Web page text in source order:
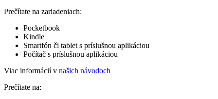
Prečítate na zariadeniach:
Pocketbook
Kindle
Smartfón či tablet s príslušnou aplikáciou
Počítač s príslušnou aplikáciou
Viac informácií v našich návodoch
Prečítate na: